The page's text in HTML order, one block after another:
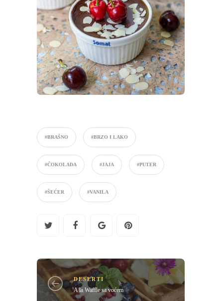
#BRAŠNO #BRZO I LAKO
#ČOKOLADA #JAJA #PUTER
#ŠEĆER #VANILA
DESERTI
A la Waffle sa voćem